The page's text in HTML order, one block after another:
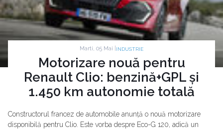
Marti, 05 Mai | INDUSTRIE
Motorizare nouă pentru
Renault Clio: benzină+GPL și
1.450 km autonomie totală
Constructorul francez de automobile anunță o nouă motorizare
disponibilă pentru Clio. Este vorba despre Eco-G 120, adică un